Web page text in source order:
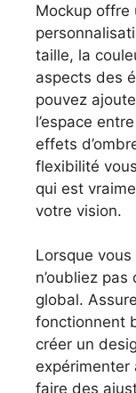
Mockup offre
taille, la
aspects des
pouvez
l’espace
effets
flexibilité
qui est
votre vision.
Lorsque
n’oubliez
global.
fonctionnent
créer un
faire des